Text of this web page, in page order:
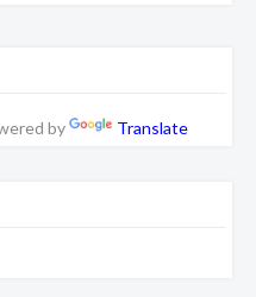
by Translate